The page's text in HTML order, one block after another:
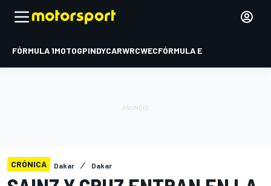
FÓRMULA 1MOTOGPINDYCARWRCWECFÓRMULA E
CRÓNICA Dakar Dakar